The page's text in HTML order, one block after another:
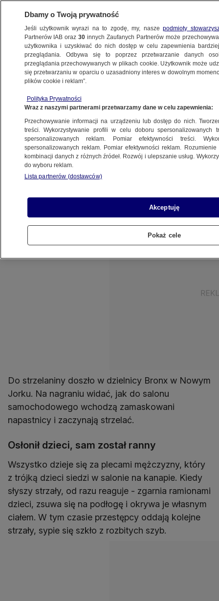
ŚWIAT
został ranny
23.09.2020, 10:18
Udostępnij
Kiedy usłyszał strzały, osłonił własnym ciałem
zdarzenie nagrała kamera monitoringu.
Do strzelaniny doszło w dzielnicy Bronx w Nowym
Jorku. Na nagraniu widać, jak do salonu
samochodowego wchodzą zamaskowani
napastnicy i zaczynają strzelać.
Osłonił dzieci, sam został ranny
Wszystko dzieje się za plecami mężczyzny, który
z trójką dzieci siedzi w salonie na kanapie. Kiedy
słyszy strzały, od razu reaguje - zgarnia ramionami
dzieci, zsuwa się na podłogę i okrywa je własnym
ciałem. W tym czasie przestępcy oddają kolejne
strzały, sypie się szkło z rozbitych szyb.
Dbamy o Twoją prywatność
Jeśli użytkownik wyrazi na to zgodę, my, naszepodmioty
Partnerów IAB oraz30 innych Zaufanych Partnerów może
użytkownika i uzyskiwać do nich dostęp w celu zapewnienia
przeglądania. Odbywa się to poprzez przetwarzanie danych
przeglądania przechowywanych w plikach cookie. Użytkownik może
się przetwarzaniu w oparciu o uzasadniony interes w dowolnym
plików cookie i reklam”.
Polityka Prywatności
Wraz z naszymi partnerami przetwarzamy dane w celu zapewnienia:
Przechowywanie informacji na urządzeniu lub dostęp do nich.
treści. Wykorzystywanie profili w celu doboru spersonalizowanych
spersonalizowanych reklam. Pomiar efektywności treści.
spersonalizowanych reklam. Pomiar efektywności reklam.
kombinacji danych z różnych źródeł. Rozwój i ulepszanie usług.
do wyboru reklam.
Lista partnerów (dostawców)
Akceptuję
Pokaż cele